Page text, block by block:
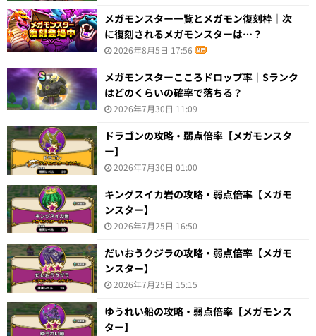
メガモンスター一覧とメガモン復刻枠｜次
に復刻されるメガモンスターは…？
2026年8月5日 17:56
メガモンスターこころドロップ率｜Sランク
はどのくらいの確率で落ちる？
2026年7月30日 11:09
ドラゴンの攻略・弱点倍率【メガモンスタ
ー】
2026年7月30日 01:00
キングスイカ岩の攻略・弱点倍率【メガモ
ンスター】
2026年7月25日 16:50
だいおうクジラの攻略・弱点倍率【メガモ
ンスター】
2026年7月25日 15:15
ゆうれい船の攻略・弱点倍率【メガモンス
ター】